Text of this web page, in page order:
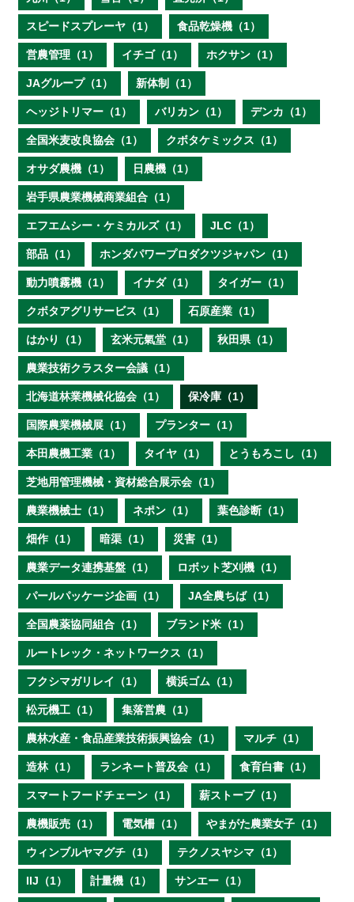
スピードスプレーヤ（1） 食品乾燥機（1）
営農管理（1） イチゴ（1） ホクサン（1）
JAグループ（1） 新体制（1）
ヘッジトリマー（1） バリカン（1） デンカ（1）
全国米麦改良協会（1） クボタケミックス（1）
オサダ農機（1） 日農機（1）
岩手県農業機械商業組合（1）
エフエムシー・ケミカルズ（1） JLC（1）
部品（1） ホンダパワープロダクツジャパン（1）
動力噴霧機（1） イナダ（1） タイガー（1）
クボタアグリサービス（1） 石原産業（1）
はかり（1） 玄米元氣堂（1） 秋田県（1）
農業技術クラスター会議（1）
北海道林業機械化協会（1） 保冷庫（1）
国際農業機械展（1） プランター（1）
本田農機工業（1） タイヤ（1） とうもろこし（1）
芝地用管理機械・資材総合展示会（1）
農業機械士（1） ネポン（1） 葉色診断（1）
畑作（1） 暗渠（1） 災害（1）
農業データ連携基盤（1） ロボット芝刈機（1）
パールパッケージ企画（1） JA全農ちば（1）
全国農薬協同組合（1） ブランド米（1）
ルートレック・ネットワークス（1）
フクシマガリレイ（1） 横浜ゴム（1）
松元機工（1） 集落営農（1）
農林水産・食品産業技術振興協会（1） マルチ（1）
造林（1） ランネート普及会（1） 食育白書（1）
スマートフードチェーン（1） 薪ストーブ（1）
農機販売（1） 電気柵（1） やまがた農業女子（1）
ウィンブルヤマグチ（1） テクノスヤシマ（1）
IIJ（1） 計量機（1） サンエー（1）